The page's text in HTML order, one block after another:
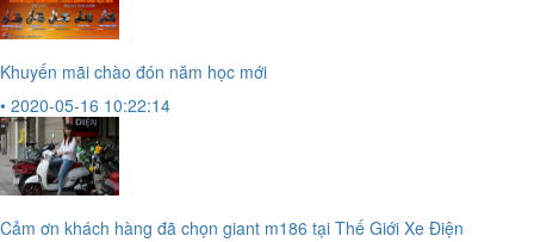
Khuyến mãi chào đón năm học mới
• 2020-05-16 10:22:14
Cảm ơn khách hàng đã chọn giant m186 tại Thế Giới Xe Điện